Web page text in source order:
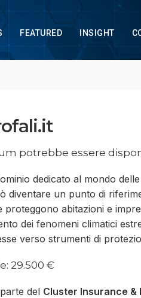
FEATURED INSIGHT
potrebbe essere
dedicato al mondo
diventare un punto di
proteggono abitazioni e
dei fenomeni climatici
verso strumenti di
29.500 €
del Cluster Insurance &